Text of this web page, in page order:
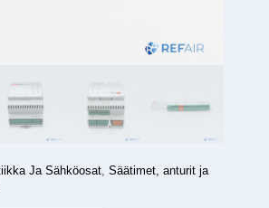
Ja Sähköosat, Säätimet, anturit ja